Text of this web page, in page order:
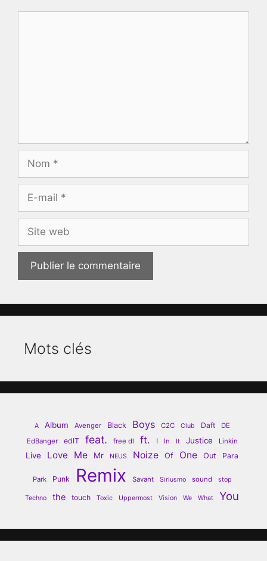
mail
web
Mots clés
A Album Avenger Black Boys C2C Club Daft
DE
EdBanger
edIT feat. free dl ft. I In It Justice Linkin
Live Love Me Mr NEUS Noize Of One Out Para
Park Punk Remix Savant Siriusmo sound stop
Techno the touch Toxic Uppermost Vision We What You